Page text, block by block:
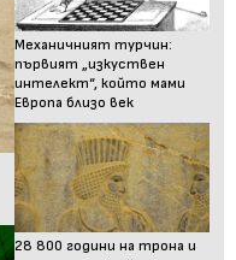
Механичният турчин:
първият „изкуствен
интелект“, който мами
Европа близо век
28 800 години на трона и